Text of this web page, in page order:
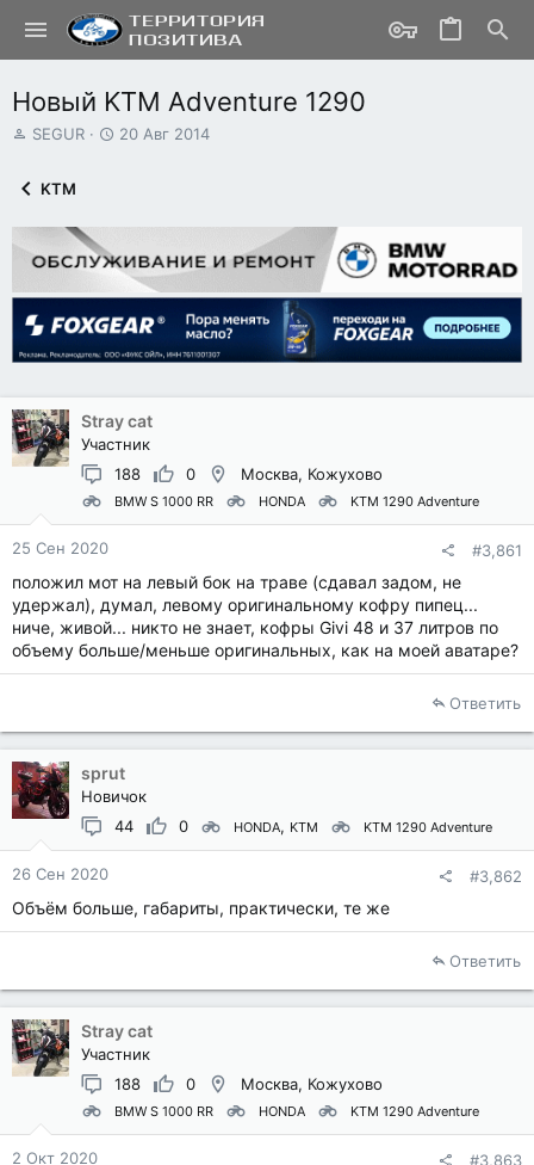
Новый KTM Adventure 1290
А
е
ы
SEGUR
Д
ч
л
а
20 Авг 2014
KTM
Stray cat
Участник
188
0 Москва, Кожухово
BMW S 1000 RR HONDA KTM 1290 Adventure
25 Сен 2020 #3,861
положил мот на левый бок на траве (сдавал задом, не
удержал), думал, левому оригинальному кофру пипец...
ниче, живой... никто не знает, кофры Givi 48 и 37 литров по
объему больше/меньше оригинальных, как на моей аватаре?
Ответить
sprut
Новичок
44
0 HONDA KTM KTM 1290 Adventure
26 Сен 2020 #3,862
Объём больше, габариты, практически, те же
Ответить
Stray cat
Участник
188
0 Москва, Кожухово
BMW S 1000 RR HONDA KTM 1290 Adventure
2 Окт 2020 #3,863